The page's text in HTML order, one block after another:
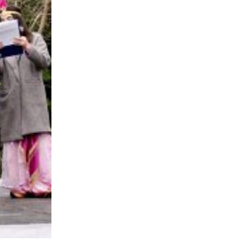
коррупции
деятельность
комфортной
среды
для граждан
сведения